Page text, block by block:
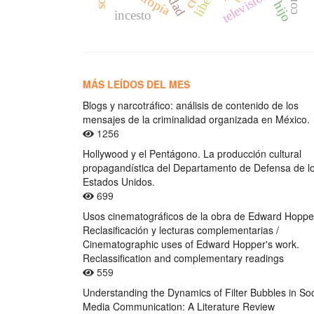
hijo
incesto
MÁS LEÍDOS DEL MES
Blogs y narcotráfico: análisis de contenido de los
mensajes de la criminalidad organizada en México.
1256
Hollywood y el Pentágono. La producción cultural
propagandística del Departamento de Defensa de
Estados Unidos.
699
Usos cinematográficos de la obra de Edward
Reclasificación y lecturas complementarias /
Cinematographic uses of Edward Hopper's work.
Reclassification and complementary readings
559
Understanding the Dynamics of Filter Bubbles in
Media Communication: A Literature Review